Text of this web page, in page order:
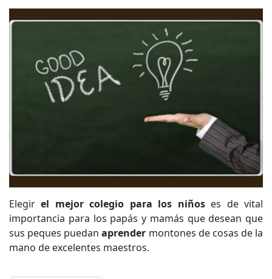
Elegirel mejor colegio para los niñoses de vital
importancia para los papás y mamás que desean que
sus peques puedanaprender montones de cosas de la
mano de excelentes maestros.